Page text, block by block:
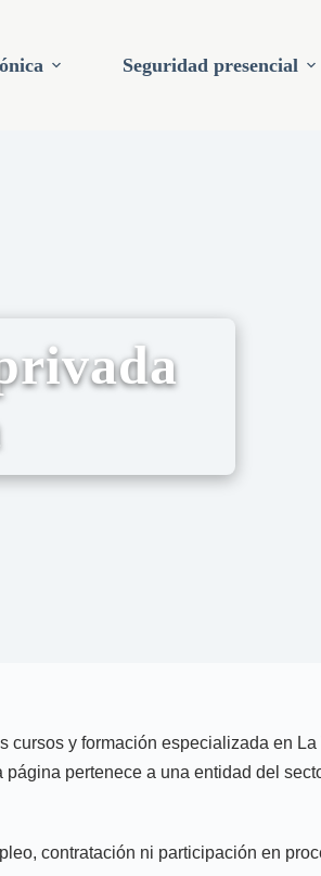
Seguridad presencial
y formación especializada en
pertenece a una entidad del
contratación ni participación en